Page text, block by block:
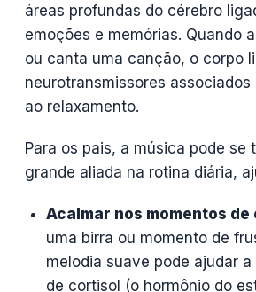
áreas profundas do cérebro
emoções e memórias. Quando
ou canta uma canção, o corpo
neurotransmissores
ao relaxamento.
Para os pais, a música pode se
grande aliada na rotina diária,
Acalmar nos momentos de
uma birra ou momento de
melodia suave pode ajudar
de cortisol (o hormônio do